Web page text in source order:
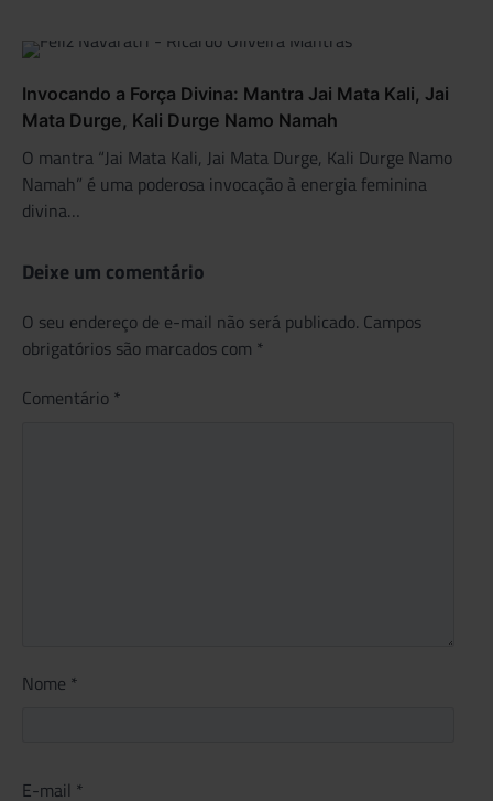
Invocando a Força Divina: Mantra Jai Mata Kali, Jai
Mata Durge, Kali Durge Namo Namah
O mantra “Jai Mata Kali, Jai Mata Durge, Kali Durge Namo
Namah” é uma poderosa invocação à energia feminina
divina…
Deixe um comentário
O seu endereço de e-mail não será publicado. Campos
obrigatórios são marcados com *
Comentário *
Nome *
E-mail *